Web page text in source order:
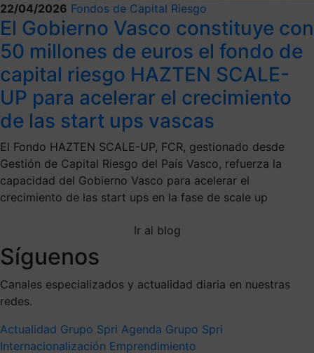
22/04/2026 Fondos de Capital Riesgo
El Gobierno Vasco constituye con
50 millones de euros el fondo de
capital riesgo HAZTEN SCALE-
UP para acelerar el crecimiento
de las start ups vascas
El Fondo HAZTEN SCALE-UP, FCR, gestionado desde
Gestión de Capital Riesgo del País Vasco, refuerza la
capacidad del Gobierno Vasco para acelerar el
crecimiento de las start ups en la fase de scale up
Ir al blog
Síguenos
Canales especializados y actualidad diaria en nuestras
redes.
Actualidad Grupo Spri Agenda Grupo Spri
Internacionalización Emprendimiento